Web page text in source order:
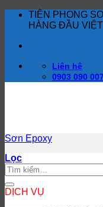
dung
TIÊN PHONG
HÀNG ĐẦU
Liên hệ
0903 090 007
Sơn Epoxy
Lọc
DỊCH VỤ